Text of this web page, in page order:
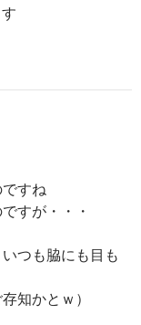
すね
すが・・・
つも脇にも目も
知かとｗ）